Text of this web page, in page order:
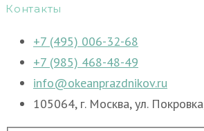
Контакты
+7 (495) 006-32-68
+7 (985) 468-48-49
info@okeanprazdnikov.ru
105064, г. Москва, ул.